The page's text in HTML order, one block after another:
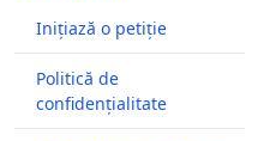
Inițiază o petiție
Politică de
confidențialitate